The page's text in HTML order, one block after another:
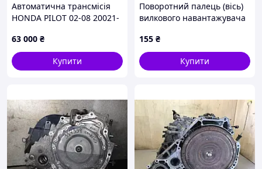
Автоматична трансмісія
HONDA PILOT 02-08 20021-
63 000 ₴
Купити
Поворотний палець (вісь)
вилкового навантажувача
155 ₴
Купити